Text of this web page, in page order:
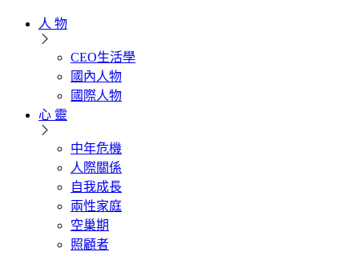
人 物
CEO生活學
國內人物
國際人物
心 靈
中年危機
人際關係
自我成長
兩性家庭
空巢期
照顧者